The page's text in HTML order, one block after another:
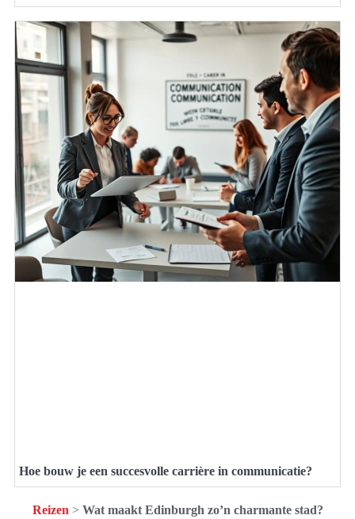
Hoe bouw je een succesvolle carrière in communicatie?
Reizen > Wat maakt Edinburgh zo’n charmante stad?